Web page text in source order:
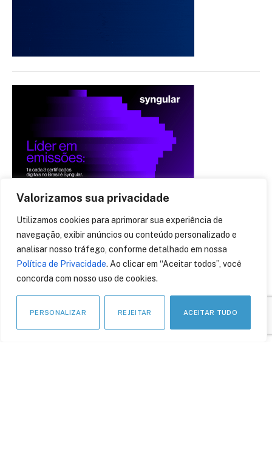
Valorizamos sua privacidade
Utilizamos cookies para aprimorar sua experiência de
navegação, exibir anúncios ou conteúdo personalizado e
analisar nosso tráfego, conforme detalhado em nossa
Política de Privacidade. Ao clicar em “Aceitar todos”, você
concorda com nosso uso de cookies.
PERSONALIZAR REJEITAR ACEITAR TUDO